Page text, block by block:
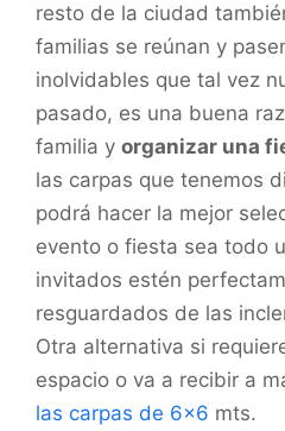
resto de la ciudad
familias se reúnan y
inolvidables que tal vez
pasado, es una buena
familia y organizar una
las carpas que tenemos
podrá hacer la mejor
evento o fiesta sea todo
invitados estén
resguardados de las
Otra alternativa si
espacio o va a recibir a
las carpas de 6×6 mts.